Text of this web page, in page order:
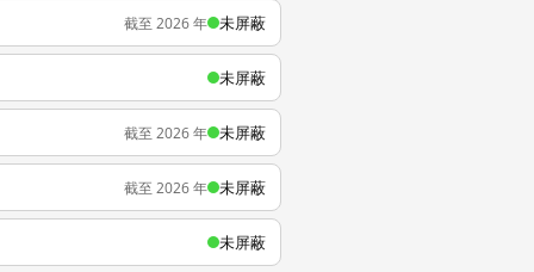
截至 2026 年 未屏蔽
未屏蔽
截至 2026 年 未屏蔽
截至 2026 年 未屏蔽
未屏蔽